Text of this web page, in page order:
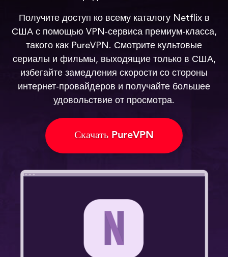
Получите доступ ко всему каталогу Netflix в
США с помощью VPN-сервиса премиум-класса,
такого как PureVPN. Смотрите культовые
сериалы и фильмы, выходящие только в США,
избегайте замедления скорости со стороны
интернет-провайдеров и получайте большее
удовольствие от просмотра.
Скачать PureVPN